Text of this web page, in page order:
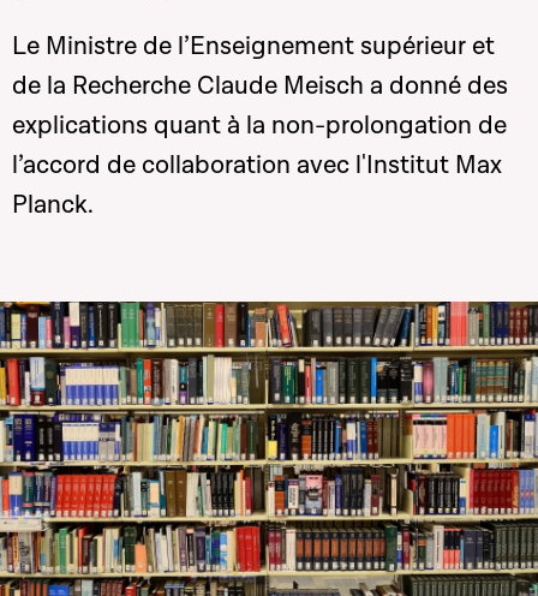
Le Ministre de l’Enseignement supérieur et
de la Recherche Claude Meisch a donné des
explications quant à la non-prolongation de
l’accord de collaboration avec l'Institut Max
Planck.